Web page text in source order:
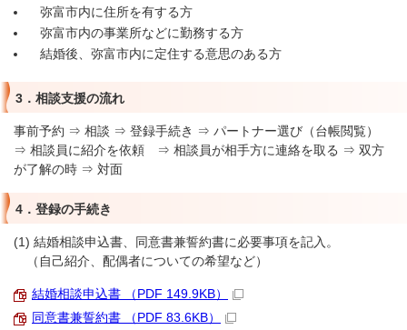
弥富市内に住所を有する方
弥富市内の事業所などに勤務する方
結婚後、弥富市内に定住する意思のある方
3．相談支援の流れ
事前予約 ⇒ 相談 ⇒ 登録手続き ⇒ パートナー選び（台帳閲覧）
⇒ 相談員に紹介を依頼 ⇒ 相談員が相手方に連絡を取る ⇒ 双方
が了解の時 ⇒ 対面
4．登録の手続き
(1) 結婚相談申込書、同意書兼誓約書に必要事項を記入。
（自己紹介、配偶者についての希望など）
結婚相談申込書 （PDF 149.9KB）
同意書兼誓約書 （PDF 83.6KB）